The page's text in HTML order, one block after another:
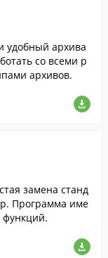
удобный архива
со всеми р
архивов.
замена станд
Программа име
функций.